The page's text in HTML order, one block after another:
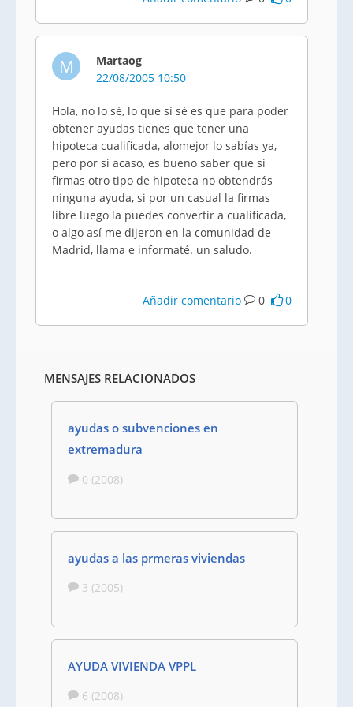
M
Martaog
22/08/2005 10:50
Hola, no lo sé, lo que sí sé es que para poder
obtener ayudas tienes que tener una
hipoteca cualificada, alomejor lo sabías ya,
pero por si acaso, es bueno saber que si
firmas otro tipo de hipoteca no obtendrás
ninguna ayuda, si por un casual la firmas
libre luego la puedes convertir a cualificada,
o algo así me dijeron en la comunidad de
Madrid, llama e informaté. un saludo.
Añadir comentario 0 0
MENSAJES RELACIONADOS
ayudas o subvenciones en
extremadura
0 (2008)
ayudas a las prmeras viviendas
3 (2005)
AYUDA VIVIENDA VPPL
6 (2008)